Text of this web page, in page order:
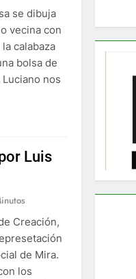
se dibuja
vecina con
calabaza
bolsa de
nos
Luis
Creación,
de Mira.
los